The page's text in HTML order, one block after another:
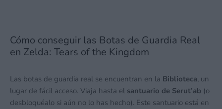
Cómo conseguir las Botas de Guardia Real
en Zelda: Tears of the Kingdom
Las botas de guardia real se encuentran en la Biblioteca, un
lugar de fácil acceso. Viaja hasta el santuario de Serut’ab (o
desbloquéalo si aún no lo has hecho). Este santuario está en